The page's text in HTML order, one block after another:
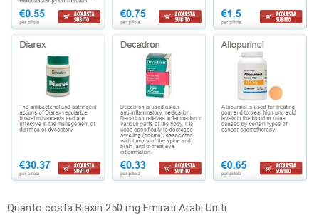
Quanto costa Biaxin 250 mg Emirati Arabi Uniti